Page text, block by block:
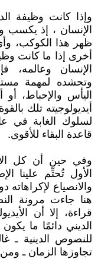
وإذا كانت وظيفة
الإنسان ، إذ يكسب
ظهر هذا الكوكب،
أخرى إذا ما كانت
الإنسان وعالمه،
وتحشده لمهمة
اليأس والإحباط،
أيديولوجيته تلك
لسلوك الغابة في
قاعدة البقاء للأقوى.
وفي حين أن كل
الأول تُحتِّم علينا
والانصياع
هنا جاءت مرونة
قراءة، إلا أن
الديني دائمًا ما
للنصوص الدينية ـ
تجاوزها الزمان ـ